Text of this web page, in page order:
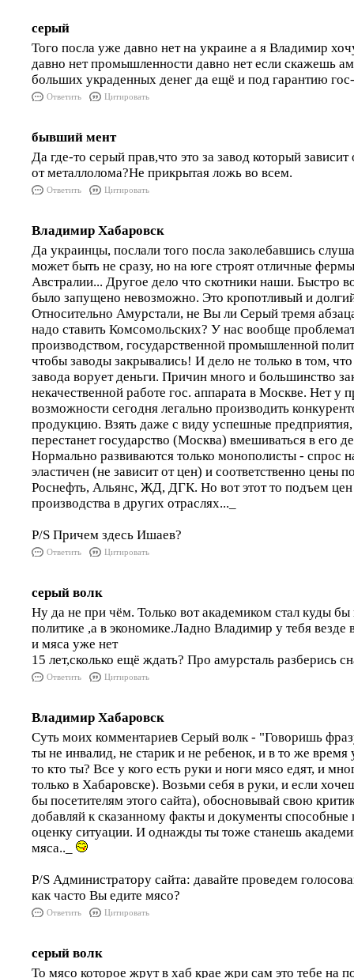
серый
Того посла уже давно нет на украине а я Владимир
давно нет промышленности давно нет если скажешь
больших украденных денег да ещё и под гарантию
Ответить Цитировать
бывший мент
Да где-то серый прав,что это за завод который
от металлолома?Не прикрытая ложь во всем.
Ответить Цитировать
Владимир Хабаровск
Да украинцы, послали того посла заколебавшись
может быть не сразу, но на юге строят отличные
Австралии... Другое дело что скотники наши. Быстро
было запущено невозможно. Это кропотливый и
Относительно Амурстали, не Вы ли Серый тремя
надо ставить Комсомольских? У нас вообще
производством, государственной промышленной
чтобы заводы закрывались! И дело не только в том,
завода ворует деньги. Причин много и большинство
некачественной работе гос. аппарата в Москве. Нет у
возможности сегодня легально производить
продукцию. Взять даже с виду успешные
перестанет государство (Москва) вмешиваться в его
Нормально развиваются только монополисты - спрос
эластичен (не зависит от цен) и соответственно цены
Роснефть, Альянс, ЖД, ДГК. Но вот этот то подъем цен
производства в других отраслях..._
P/S Причем здесь Ишаев?
Ответить Цитировать
серый волк
Ну да не при чём. Только вот академиком стал куды бы
политике ,а в экономике.Ладно Владимир у тебя
и мяса уже нет
15 лет,сколько ещё ждать? Про амурсталь разберись
Ответить Цитировать
Владимир Хабаровск
Суть моих комментариев Серый волк - "Говоришь
ты не инвалид, не старик и не ребенок, и в то же время
то кто ты? Все у кого есть руки и ноги мясо едят, и
только в Хабаровске). Возьми себя в руки, и если
бы посетителям этого сайта), обосновывай свою
добавляй к сказанному факты и документы способные
оценку ситуации. И однажды ты тоже станешь
мяса.._
P/S Администратору сайта: давайте проведем
как часто Вы едите мясо?
Ответить Цитировать
серый волк
То мясо которое жрут в хаб крае жри сам это тебе на